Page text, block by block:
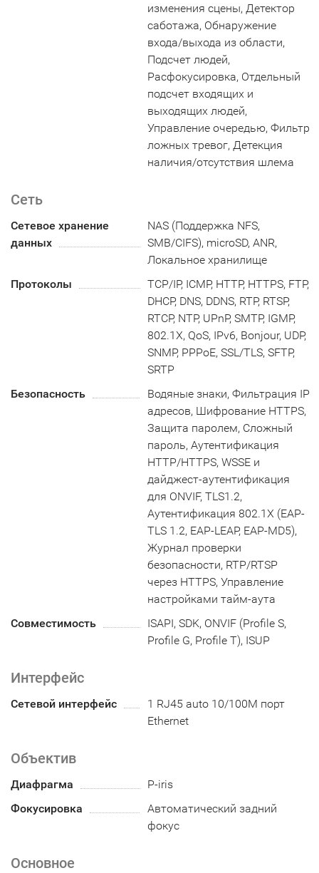
изменения сцены, Детектор
саботажа, Обнаружение
входа/выхода из области,
Подсчет людей,
Расфокусировка, Отдельный
подсчет входящих и
выходящих людей,
Управление очередью, Фильтр
ложных тревог, Детекция
наличия/отсутствия шлема
Сеть
Сетевое хранение
данных
NAS (Поддержка NFS,
SMB/CIFS), microSD, ANR,
Локальное хранилище
Протоколы
TCP/IP, ICMP, HTTP, HTTPS, FTP,
DHCP, DNS, DDNS, RTP, RTSP,
RTCP, NTP, UPnP, SMTP, IGMP,
802.1X, QoS, IPv6, Bonjour, UDP,
SNMP, PPPoE, SSL/TLS, SFTP,
SRTP
Безопасность
Водяные знаки, Фильтрация IP
адресов, Шифрование HTTPS,
Защита паролем, Сложный
пароль, Аутентификация
HTTP/HTTPS, WSSE и
дайджест-аутентификация
для ONVIF, TLS1.2,
Аутентификация 802.1X (EAP-
TLS 1.2, EAP-LEAP, EAP-MD5),
Журнал проверки
безопасности, RTP/RTSP
через HTTPS, Управление
настройками тайм-аута
Совместимость
ISAPI, SDK, ONVIF (Profile S,
Profile G, Profile T), ISUP
Интерфейс
Сетевой интерфейс
1 RJ45 auto 10/100M порт
Ethernet
Объектив
Диафрагма
P-iris
Фокусировка
Автоматический задний
фокус
Основное